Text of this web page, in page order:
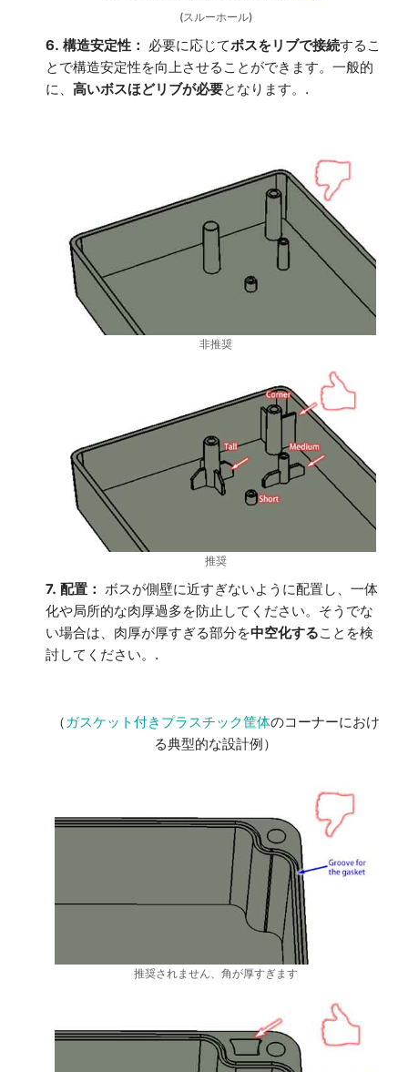
(スルーホール)
6. 構造安定性： 必要に応じてボスをリブで接続するこ
とで構造安定性を向上させることができます。一般的
に、 高いボスほどリブが必要となります。.
非推奨
推奨
7. 配置： ボスが側壁に近すぎないように配置し、一体
化や局所的な肉厚過多を防止してください。そうでな
い場合は、肉厚が厚すぎる部分を中空化することを検
討してください。.
（ ガスケット付きプラスチック筐体のコーナーにおけ
る典型的な設計例）
推奨されません、角が厚すぎます